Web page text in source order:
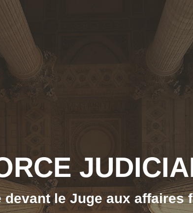
devant le Juge aux affaires